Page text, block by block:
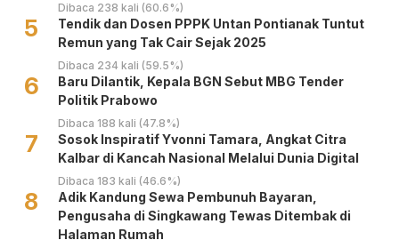
Dibaca 238 kali (60.6%)
5
Tendik dan Dosen PPPK Untan Pontianak Tuntut
Remun yang Tak Cair Sejak 2025
Dibaca 234 kali (59.5%)
6
Baru Dilantik, Kepala BGN Sebut MBG Tender
Politik Prabowo
Dibaca 188 kali (47.8%)
7
‎Sosok Inspiratif Yvonni Tamara, Angkat Citra
Kalbar di Kancah Nasional Melalui Dunia Digital ‎
Dibaca 183 kali (46.6%)
8
Adik Kandung Sewa Pembunuh Bayaran,
Pengusaha di Singkawang Tewas Ditembak di
Halaman Rumah